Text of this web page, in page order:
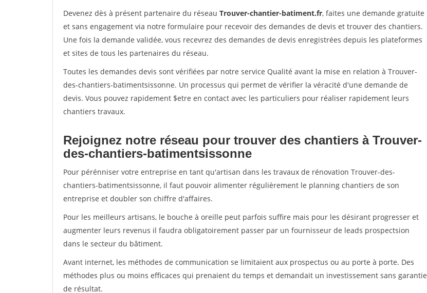
Devenez dès à présent partenaire du réseau Trouver-chantier-batiment.fr, faites une demande gratuite
et sans engagement via notre formulaire pour recevoir des demandes de devis et trouver des chantiers.
Une fois la demande validée, vous recevrez des demandes de devis enregistrées depuis les plateformes
et sites de tous les partenaires du réseau.
Toutes les demandes devis sont vérifiées par notre service Qualité avant la mise en relation à Trouver-
des-chantiers-batimentsissonne. Un processus qui permet de vérifier la véracité d'une demande de
devis. Vous pouvez rapidement $etre en contact avec les particuliers pour réaliser rapidement leurs
chantiers travaux.
Rejoignez notre réseau pour trouver des chantiers à Trouver-
des-chantiers-batimentsissonne
Pour pérénniser votre entreprise en tant qu'artisan dans les travaux de rénovation Trouver-des-
chantiers-batimentsissonne, il faut pouvoir alimenter régulièrement le planning chantiers de son
entreprise et doubler son chiffre d'affaires.
Pour les meilleurs artisans, le bouche à oreille peut parfois suffire mais pour les désirant progresser et
augmenter leurs revenus il faudra obligatoirement passer par un fournisseur de leads prospectsion
dans le secteur du bâtiment.
Avant internet, les méthodes de communication se limitaient aux prospectus ou au porte à porte. Des
méthodes plus ou moins efficaces qui prenaient du temps et demandait un investissement sans garantie
de résultat.